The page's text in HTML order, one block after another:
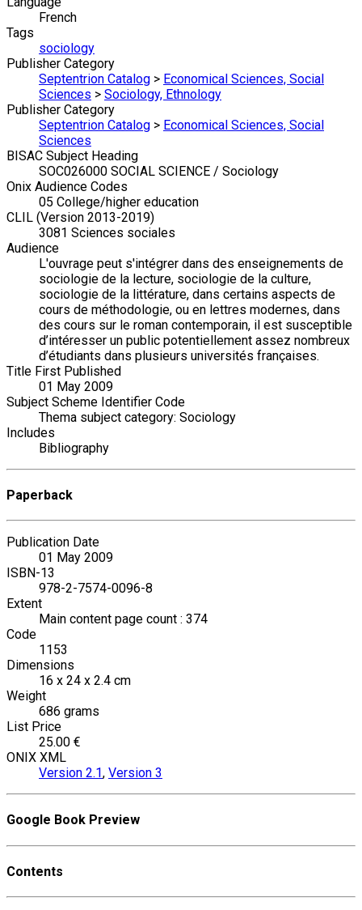
French
Tags
sociology
Publisher Category
Septentrion Catalog > Economical Sciences, Social
Sciences > Sociology, Ethnology
Publisher Category
Septentrion Catalog > Economical Sciences, Social
Sciences
BISAC Subject Heading
SOC026000 SOCIAL SCIENCE / Sociology
Onix Audience Codes
05 College/higher education
CLIL (Version 2013-2019)
3081 Sciences sociales
Audience
L'ouvrage peut s'intégrer dans des enseignements de
sociologie de la lecture, sociologie de la culture,
sociologie de la littérature, dans certains aspects de
cours de méthodologie, ou en lettres modernes, dans
des cours sur le roman contemporain, il est susceptible
d’intéresser un public potentiellement assez nombreux
d’étudiants dans plusieurs universités françaises.
Title First Published
01 May 2009
Subject Scheme Identifier Code
Thema subject category: Sociology
Includes
Bibliography
Paperback
Publication Date
01 May 2009
ISBN-13
978-2-7574-0096-8
Extent
Main content page count : 374
Code
1153
Dimensions
16 x 24 x 2.4 cm
Weight
686 grams
List Price
25.00 €
ONIX XML
Version 2.1, Version 3
Google Book Preview
Contents